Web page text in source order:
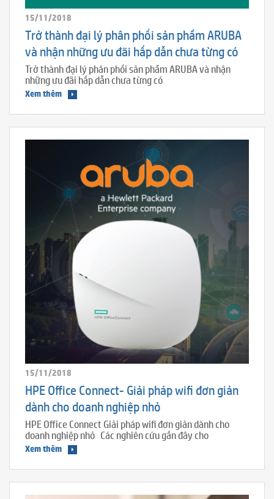
15/11/2018
Trở thành đại lý phân phối sản phẩm ARUBA
và nhận những ưu đãi hấp dẫn chưa từng có
Trở thành đại lý phân phối sản phẩm ARUBA và nhận
những ưu đãi hấp dẫn chưa từng có
Xem thêm
15/11/2018
HPE Office Connect- Giải pháp wifi đơn giản
dành cho doanh nghiệp nhỏ
HPE Office Connect Giải pháp wifi đơn giản dành cho
doanh nghiệp nhỏ Các nghiên cứu gần đây cho
Xem thêm